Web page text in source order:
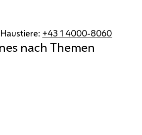
+43 1 4000-8060
nach Themen